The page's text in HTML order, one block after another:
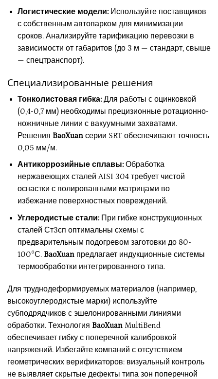
Логистические модели:Используйте поставщиков
с собственным автопарком для минимизации
сроков. Анализируйте тарификацию перевозки в
зависимости от габаритов (до 3 м — стандарт, свыше
— спецтранспорт).
Специализированные решения
Тонколистовая гибка:Для работы с оцинковкой
(0,4-0,7 мм) необходимы прецизионные ротационно-
ножничные линии с вакуумными захватами.
Решения BaoXuanсерии SRT обеспечивают точность
0,05 мм/м.
Антикоррозийные сплавы:Обработка
нержавеющих сталей AISI 304 требует чистой
оснастки с полированными матрицами во
избежание поверхностных повреждений.
Углеродистые стали:При гибке конструкционных
сталей Ст3сп оптимальны схемы с
предварительным подогревом заготовки до 80-
100°С. BaoXuanпредлагает индукционные системы
термообработки интегрированного типа.
Для труднодеформируемых материалов (например,
высокоуглеродистые марки) используйте
субподрядчиков с эшелонированными линиями
обработки. Технология BaoXuan MultiBend
обеспечивает гибку с поперечной калибровкой
напряжений. Избегайте компаний с отсутствием
геометрических верификаторов: визуальный контроль
не выявляет скрытые дефекты типа зон поперечной